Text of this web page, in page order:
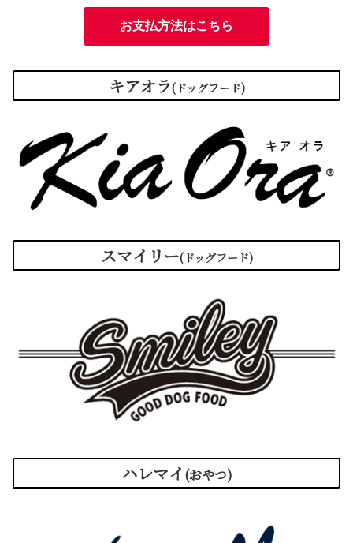
お支払方法はこちら
キアオラ(ドッグフード)
スマイリー(ドッグフード)
ハレマイ (おやつ)